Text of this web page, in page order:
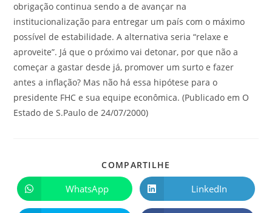
obrigação continua sendo a de avançar na
institucionalização para entregar um país com o máximo
possível de estabilidade. A alternativa seria “relaxe e
aproveite”. Já que o próximo vai detonar, por que não a
começar a gastar desde já, promover um surto e fazer
antes a inflação? Mas não há essa hipótese para o
presidente FHC e sua equipe econômica. (Publicado em O
Estado de S.Paulo de 24/07/2000)
COMPARTILHE
WhatsApp LinkedIn